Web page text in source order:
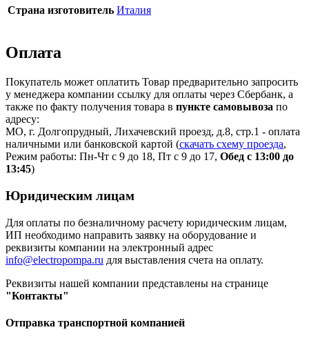
Страна изготовитель Италия
Оплата
Покупатель может оплатить Товар предварительно запросить
у менеджера компании ссылку для оплаты через Сбербанк, а
также по факту получения товара в пункте самовывоза по
адресу:
МО, г. Долгопрудный, Лихачевский проезд, д.8, стр.1 - оплата
наличными или банковской картой (скачать схему проезда,
Режим работы: Пн-Чт с 9 до 18, Пт с 9 до 17, Обед с 13:00 до
13:45)
Юридическим лицам
Для оплаты по безналичному расчету юридическим лицам,
ИП необходимо направить заявку на оборудование и
реквизиты компании на электронный адрес
info@electropompa.ru для выставления счета на оплату.
Реквизиты нашей компании представлены на странице
"Контакты"
Отправка транспортной компанией